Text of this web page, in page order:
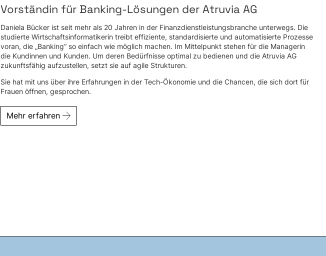
Vorständin für Banking-Lösungen der Atruvia AG
Daniela Bücker ist seit mehr als 20 Jahren in der Finanzdienstleistungsbranche unterwegs. Die
studierte Wirtschaftsinformatikerin treibt effiziente, standardisierte und automatisierte Prozesse
voran, die „Banking“ so einfach wie möglich machen. Im Mittelpunkt stehen für die Managerin
die Kundinnen und Kunden. Um deren Bedürfnisse optimal zu bedienen und die Atruvia AG
zukunftsfähig aufzustellen, setzt sie auf agile Strukturen.
Sie hat mit uns über ihre Erfahrungen in der Tech-Ökonomie und die Chancen, die sich dort für
Frauen öffnen, gesprochen.
Mehr erfahren